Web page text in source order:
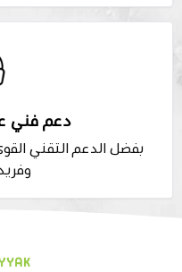
دعم فني
بفضل الدعم التقني